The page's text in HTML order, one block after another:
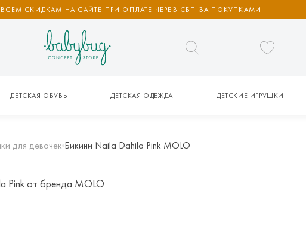
СКИДКАМ НА САЙТЕ ПРИ ОПЛАТЕ ЧЕРЕЗ СБП ЗА ПОКУПКАМИ
ДЕТСКАЯ ОБУВЬ ДЕТСКАЯ ОДЕЖДА ДЕТСКИЕ ИГРУШКИ
для девочек Бикини Naila Dahila Pink MOLO